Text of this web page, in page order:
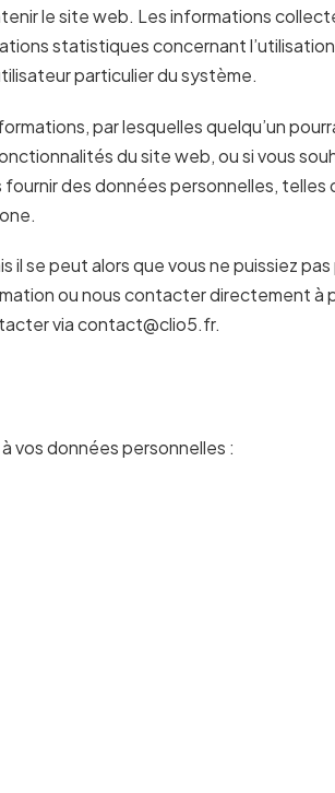
le site web. Les informations
statistiques concernant
particulier du système.
par lesquelles quelqu’un
du site web, ou si vous
des données personnelles,
il se peut alors que vous ne puissiez
ou nous contacter directement à
via contact@clio5.fr.
vos données personnelles :